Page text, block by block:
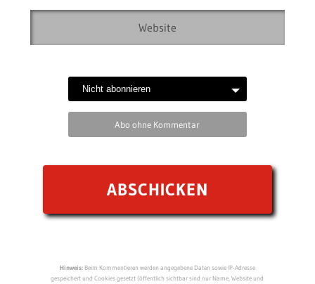
Abo ohne Kommentar
Hinweis:Beim Kommentieren werden angegebene Daten sowie IP-Adresse
gespeichert und Cookies gesetzt (öffentlich sichtbar sind nur Name, Website und